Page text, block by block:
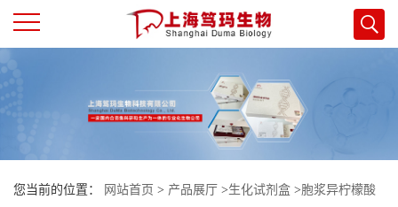
页
您当前的位置： 网站首页 > 产品展厅 >生化试剂盒 >胞浆异柠檬酸